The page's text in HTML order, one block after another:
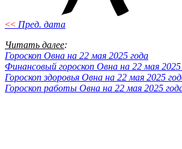
<< Пред. дата
Читать далее:
Гороскоп Овна на 22 мая 2025 года
Финансовый гороскоп Овна на 22 мая 2025
Гороскоп здоровья Овна на 22 мая 2025
Гороскоп работы Овна на 22 мая 2025